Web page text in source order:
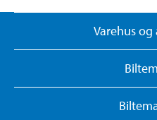
Varehus